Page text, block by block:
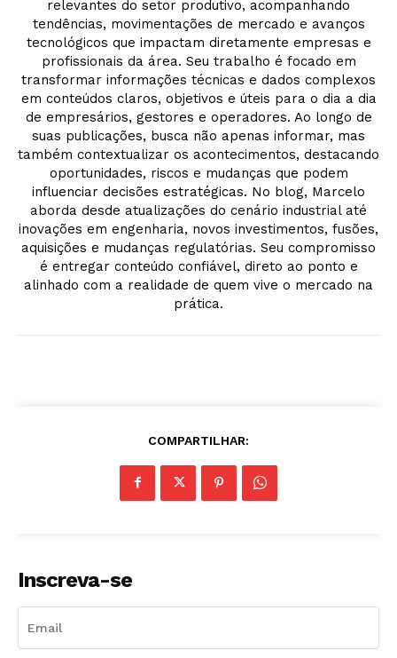
relevantes do setor produtivo, acompanhando
tendências, movimentações de mercado e avanços
tecnológicos que impactam diretamente empresas e
profissionais da área. Seu trabalho é focado em
transformar informações técnicas e dados complexos
em conteúdos claros, objetivos e úteis para o dia a dia
de empresários, gestores e operadores. Ao longo de
suas publicações, busca não apenas informar, mas
também contextualizar os acontecimentos, destacando
oportunidades, riscos e mudanças que podem
influenciar decisões estratégicas. No blog, Marcelo
aborda desde atualizações do cenário industrial até
inovações em engenharia, novos investimentos, fusões,
aquisições e mudanças regulatórias. Seu compromisso
é entregar conteúdo confiável, direto ao ponto e
alinhado com a realidade de quem vive o mercado na
prática.
COMPARTILHAR:
Inscreva-se